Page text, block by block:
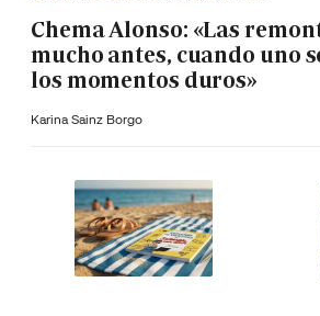
Chema Alonso: «Las
mucho antes, cuando uno
los momentos duros»
Karina Sainz Borgo